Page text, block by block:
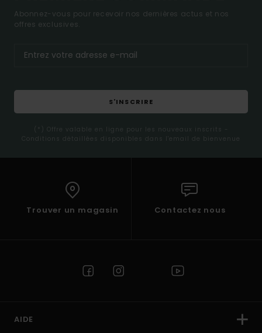
Abonnez-vous pour recevoir nos dernières actus et nos
offres exclusives.
S'INSCRIRE
(*) Offre valable en ligne pour les nouveaux inscrits -
Conditions détaillées disponibles dans l'email de bienvenue
Trouver un magasin Contactez nous
AIDE